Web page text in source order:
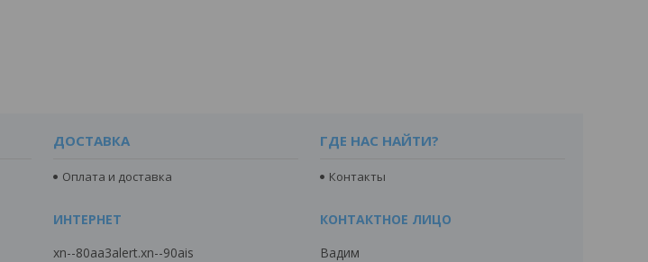
ДОСТАВКА
Оплата и доставка
ГДЕ НАС НАЙТИ?
Контакты
xn--80aa3alert.xn--90ais
Вадим